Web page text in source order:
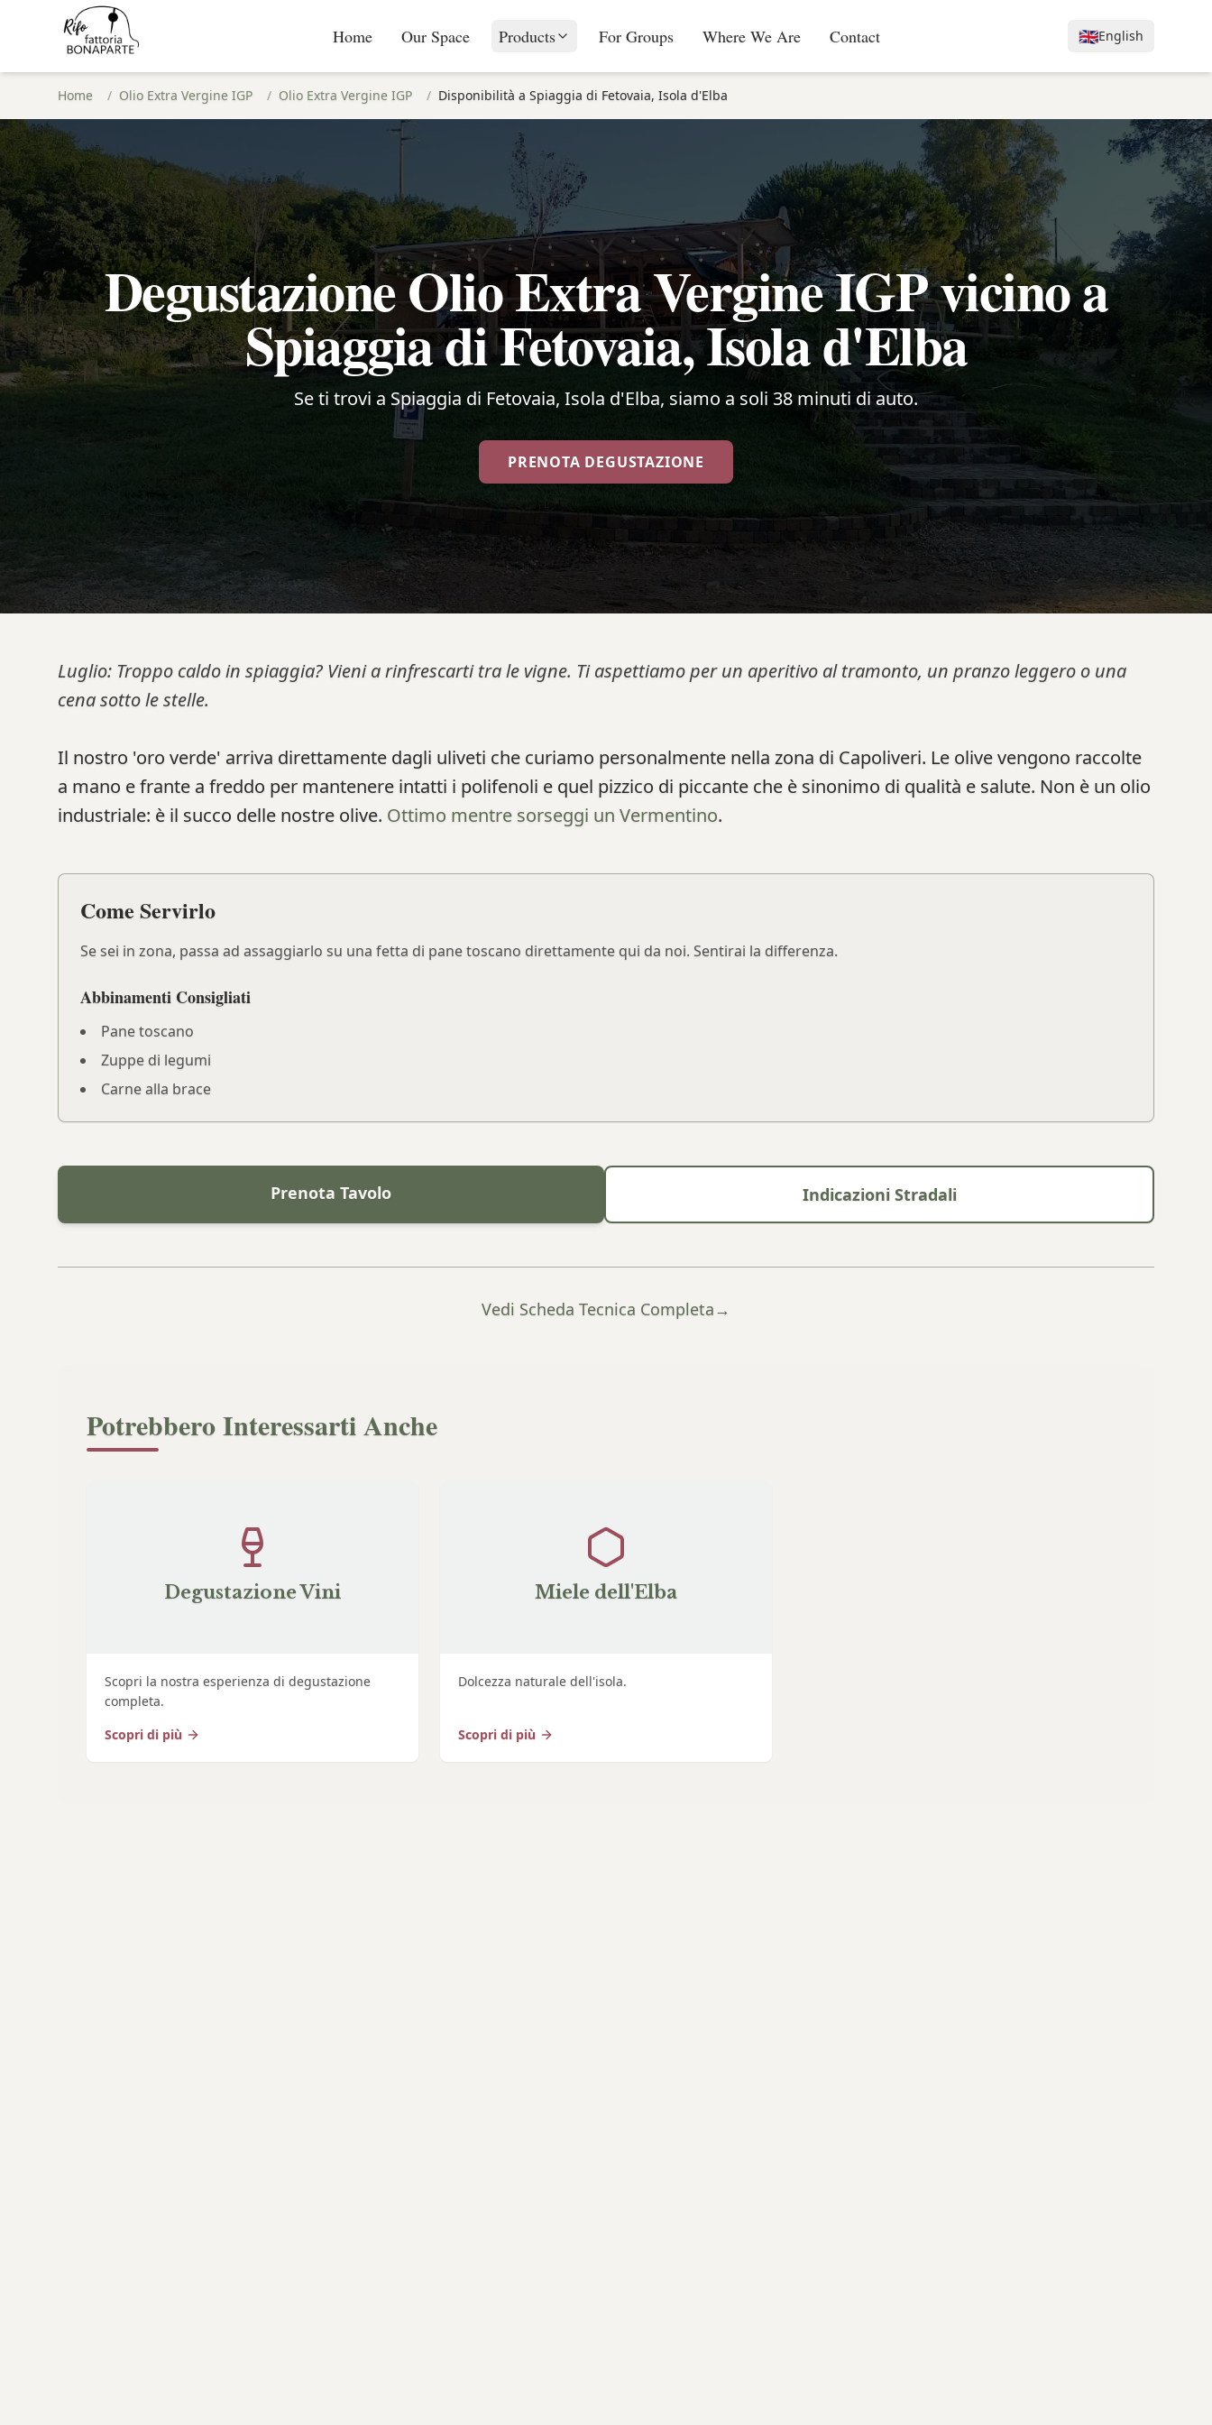
Home Our Space Products For Groups Where We Are Contact 🇬🇧English
Home / Olio Extra Vergine IGP / Olio Extra Vergine IGP / Disponibilità a Spiaggia di Fetovaia, Isola d'Elba
Degustazione Olio Extra Vergine IGP vicino a
Spiaggia di Fetovaia, Isola d'Elba
Se ti trovi a Spiaggia di Fetovaia, Isola d'Elba, siamo a soli 38 minuti di auto.
PRENOTA DEGUSTAZIONE
Luglio: Troppo caldo in spiaggia? Vieni a rinfrescarti tra le vigne. Ti aspettiamo per un aperitivo al tramonto, un pranzo leggero o una
cena sotto le stelle.
Il nostro 'oro verde' arriva direttamente dagli uliveti che curiamo personalmente nella zona di Capoliveri. Le olive vengono raccolte
a mano e frante a freddo per mantenere intatti i polifenoli e quel pizzico di piccante che è sinonimo di qualità e salute. Non è un olio
industriale: è il succo delle nostre olive. Ottimo mentre sorseggi un Vermentino.
Come Servirlo
Se sei in zona, passa ad assaggiarlo su una fetta di pane toscano direttamente qui da noi. Sentirai la differenza.
Abbinamenti Consigliati
Pane toscano
Zuppe di legumi
Carne alla brace
Prenota Tavolo Indicazioni Stradali
Vedi Scheda Tecnica Completa→
Potrebbero Interessarti Anche
Degustazione Vini
Scopri la nostra esperienza di degustazione
completa.
Scopri di più
Miele dell'Elba
Dolcezza naturale dell'isola.
Scopri di più